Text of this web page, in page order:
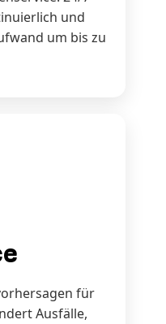
und
um bis zu
für
Ausfälle,